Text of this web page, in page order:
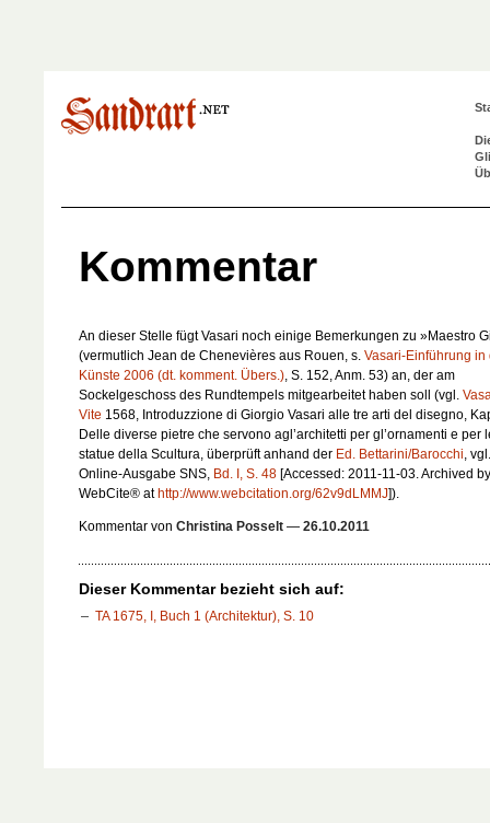
Kommentar
An dieser Stelle fügt Vasari noch einige Bemerkungen zu »Maestro
(vermutlich Jean de Chenevières aus Rouen, s. Vasari-Einführung in
Künste 2006 (dt. komment. Übers.), S. 152, Anm. 53) an, der am
Sockelgeschoss des Rundtempels mitgearbeitet haben soll (vgl.
Vite 1568, Introduzzione di Giorgio Vasari alle tre arti del disegno,
Delle diverse pietre che servono agl’architetti per gl’ornamenti e per
statue della Scultura, überprüft anhand der Ed. Bettarini/Barocchi, vgl.
Online-Ausgabe SNS, Bd. I, S. 48 [Accessed: 2011-11-03. Archived by
WebCite® at http://www.webcitation.org/62v9dLMMJ]).
Kommentar von Christina Posselt — 26.10.2011
Dieser Kommentar bezieht sich auf:
TA 1675, I, Buch 1 (Architektur), S. 10